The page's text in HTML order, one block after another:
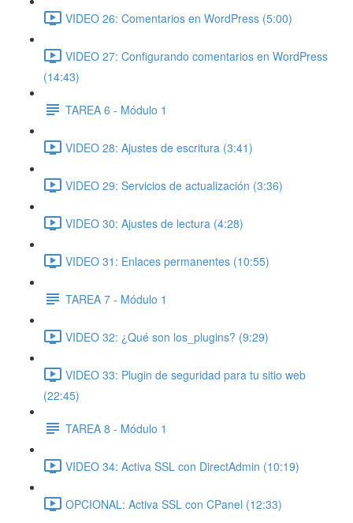
VIDEO 26: Comentarios en WordPress (5:00)
VIDEO 27: Configurando comentarios en WordPress
(14:43)
TAREA 6 - Módulo 1
VIDEO 28: Ajustes de escritura (3:41)
VIDEO 29: Servicios de actualización (3:36)
VIDEO 30: Ajustes de lectura (4:28)
VIDEO 31: Enlaces permanentes (10:55)
TAREA 7 - Módulo 1
VIDEO 32: ¿Qué son los_plugins? (9:29)
VIDEO 33: Plugin de seguridad para tu sitio web
(22:45)
TAREA 8 - Módulo 1
VIDEO 34: Activa SSL con DirectAdmin (10:19)
OPCIONAL: Activa SSL con CPanel (12:33)